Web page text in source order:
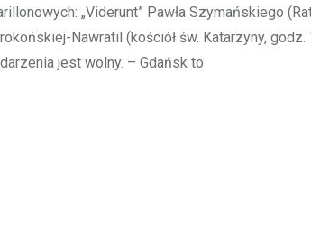
„Viderunt” Pawła Szymańskiego
Nawratil (kościół św. Katarzyny,
jest wolny. – Gdańsk to